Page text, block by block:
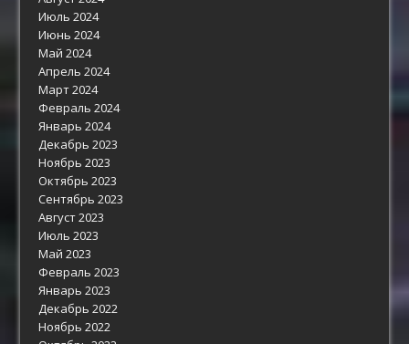
Июль 2024
Июнь 2024
Май 2024
Апрель 2024
Март 2024
Февраль 2024
Январь 2024
Декабрь 2023
Ноябрь 2023
Октябрь 2023
Сентябрь 2023
Август 2023
Июль 2023
Май 2023
Февраль 2023
Январь 2023
Декабрь 2022
Ноябрь 2022